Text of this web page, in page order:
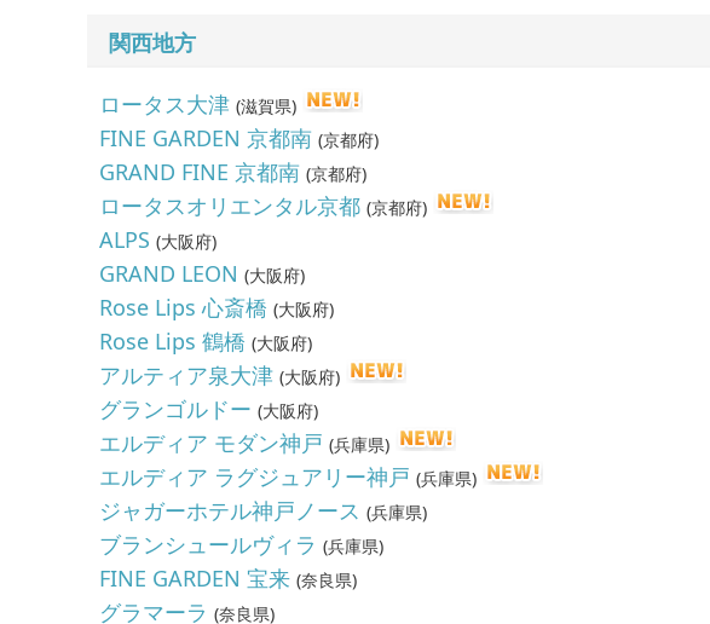
関西地方
ロータス大津 (滋賀県)
FINE GARDEN 京都南 (京都府)
GRAND FINE 京都南 (京都府)
ロータスオリエンタル京都 (京都府)
ALPS (大阪府)
GRAND LEON (大阪府)
Rose Lips 心斎橋 (大阪府)
Rose Lips 鶴橋 (大阪府)
アルティア泉大津 (大阪府)
グランゴルドー (大阪府)
エルディア モダン神戸 (兵庫県)
エルディア ラグジュアリー神戸 (兵庫県)
ジャガーホテル神戸ノース (兵庫県)
ブランシュールヴィラ (兵庫県)
FINE GARDEN 宝来 (奈良県)
グラマーラ (奈良県)